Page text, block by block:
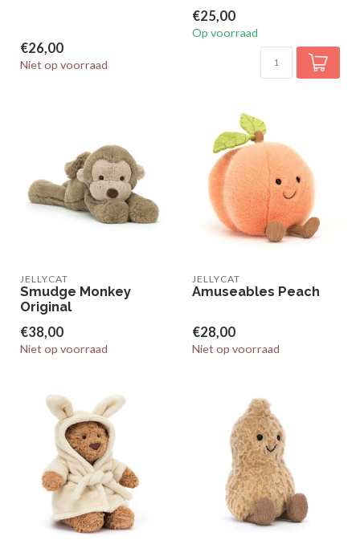
€26,00
Niet op voorraad
€25,00
Op voorraad
JELLYCAT
Smudge Monkey
Original
€38,00
Niet op voorraad
JELLYCAT
Amuseables Peach
€28,00
Niet op voorraad